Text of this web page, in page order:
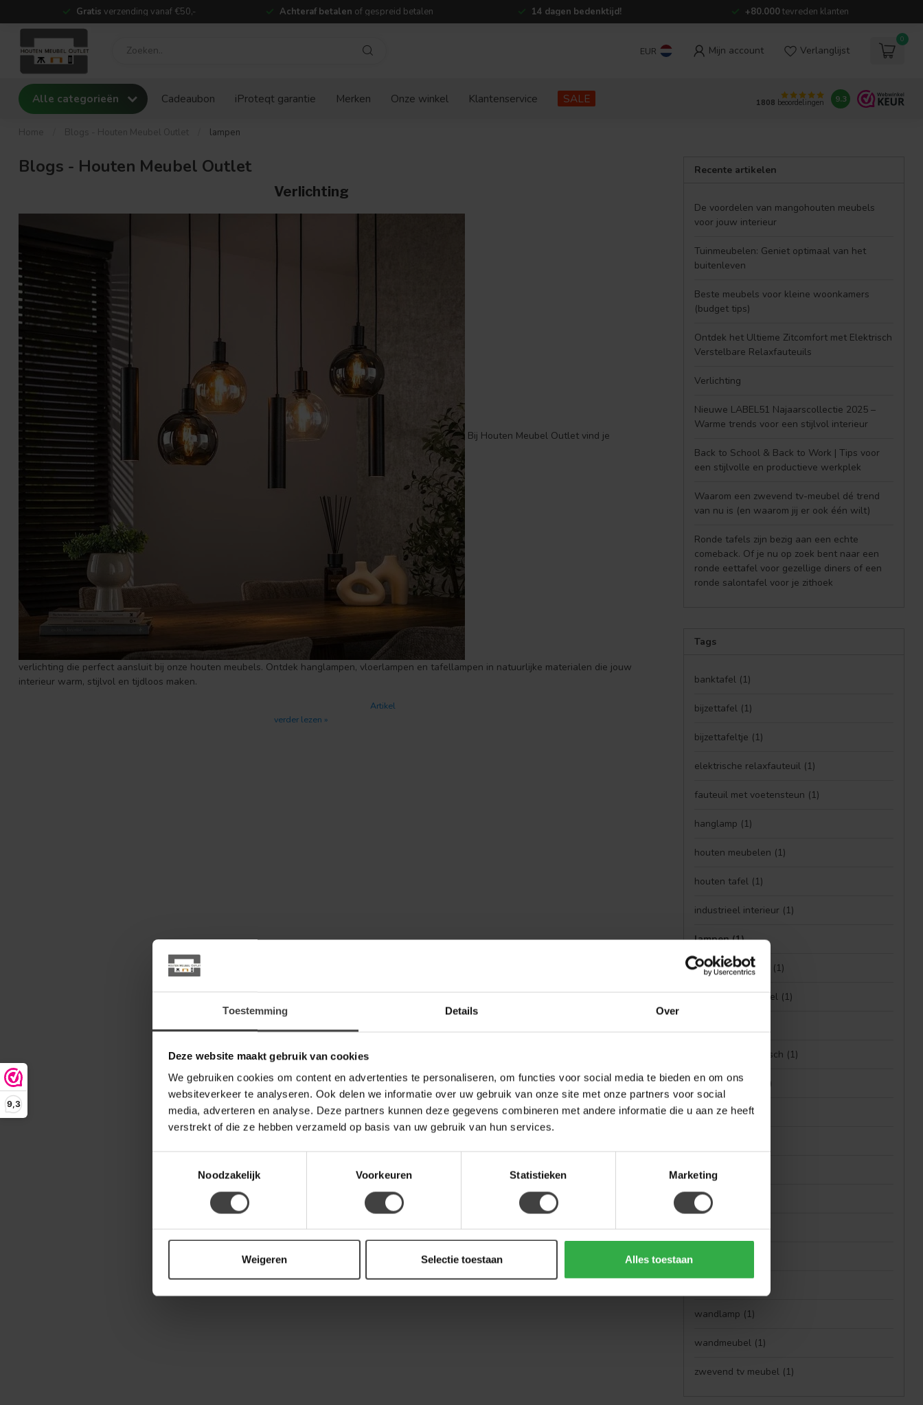
Toestemming Details Over
Deze website maakt gebruik van cookies
We gebruiken cookies om content en advertenties te personaliseren, om functies voor social media te bieden en om ons
websiteverkeer te analyseren. Ook delen we informatie over uw gebruik van onze site met onze partners voor social
media, adverteren en analyse. Deze partners kunnen deze gegevens combineren met andere informatie die u aan ze heeft
verstrekt of die ze hebben verzameld op basis van uw gebruik van hun services.
Noodzakelijk
Voorkeuren Statistieken Marketing
Weigeren Selectie toestaan Alles toestaan
9,3
Gratis verzending vanaf €50,- Achteraf betalen of gespreid betalen 14 dagen bedenktijd! +80.000tevreden klanten
EUR Mijn account Verlanglijst
0
Alle categorieën Cadeaubon iProteqt garantie Merken Onze winkel Klantenservice SALE 1808 beoordelingen 9.3
Home Blogs - Houten Meubel Outlet lampen
Blogs - Houten Meubel Outlet
Verlichting
Bij Houten Meubel Outlet vind je
verlichting die perfect aansluit bij onze houten meubels. Ontdek hanglampen, vloerlampen en tafellampen in natuurlijke materialen die jouw
interieur warm, stijlvol en tijdloos maken.
Artikel
verder lezen »
Recente artikelen
De voordelen van mangohouten meubels
voor jouw interieur
Tuinmeubelen: Geniet optimaal van het
buitenleven
Beste meubels voor kleine woonkamers
(budget tips)
Ontdek het Ultieme Zitcomfort met Elektrisch
Verstelbare Relaxfauteuils
Verlichting
Nieuwe LABEL51 Najaarscollectie 2025 –
Warme trends voor een stijlvol interieur
Back to School & Back to Work | Tips voor
een stijlvolle en productieve werkplek
Waarom een zwevend tv-meubel dé trend
van nu is (en waarom jij er ook één wilt)
Ronde tafels zijn bezig aan een echte
comeback. Of je nu op zoek bent naar een
ronde eettafel voor gezellige diners of een
ronde salontafel voor je zithoek
Tags
banktafel (1)
bijzettafel (1)
bijzettafeltje (1)
elektrische relaxfauteuil (1)
fauteuil met voetensteun (1)
hanglamp (1)
houten meubelen (1)
houten tafel (1)
industrieel interieur (1)
lampen(1)
mango meubelen (1)
mangohouten tafel (1)
relaxstoel elektrisch (1)
ronde eettafel (1)
ronde tafel(1)
tafellamp
tafeltje
tv meubel(1)
wandlamp (1)
wandmeubel (1)
zwevend tv meubel (1)